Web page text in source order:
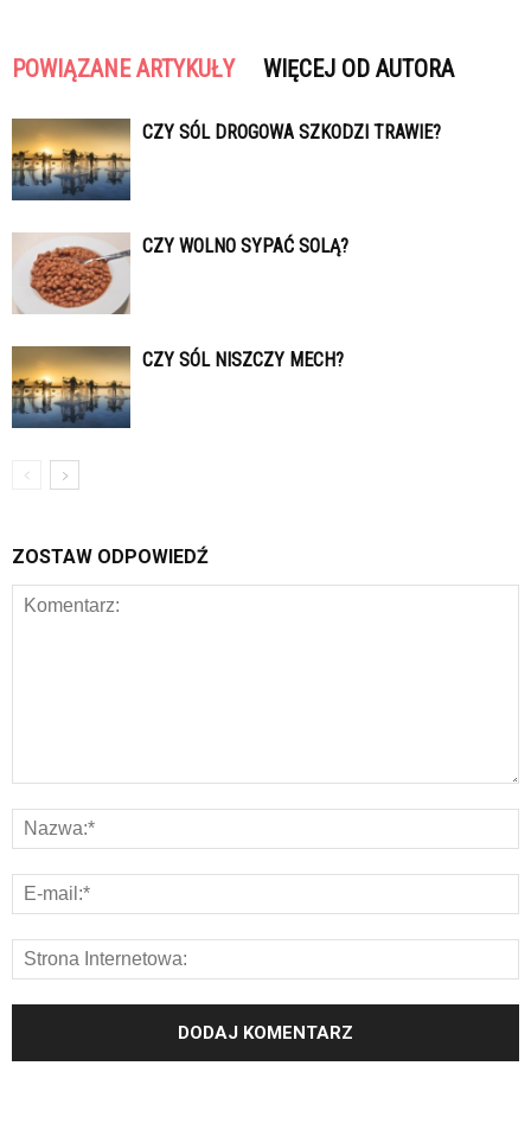
POWIĄZANE ARTYKUŁY WIĘCEJ OD AUTORA
CZY SÓL DROGOWA SZKODZI TRAWIE?
CZY WOLNO SYPAĆ SOLĄ?
CZY SÓL NISZCZY MECH?
ZOSTAW ODPOWIEDŹ